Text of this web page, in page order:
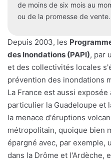
de moins de six mois au
ou de la promesse de vente.
Depuis 2003, les
des Inondations (PAPI), par
et des collectivités locales
prévention des inondations
La France est aussi
particulier la Guadeloupe et
la menace d'éruptions
métropolitain, quoique bien
épargné avec, par exemple,
dans la Drôme et l'Ardèche,